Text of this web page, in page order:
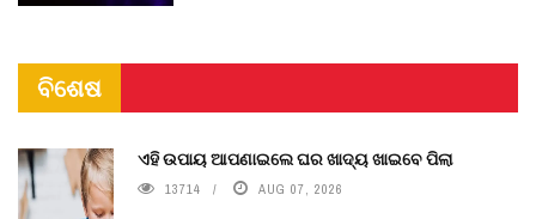
ବିଶେଷ
ଏହି ଉପାୟ ଆପଣାଇଲେ ଘର ଖାଦ୍ୟ ଖାଇବେ ପିଲା
13714 AUG 07, 2026